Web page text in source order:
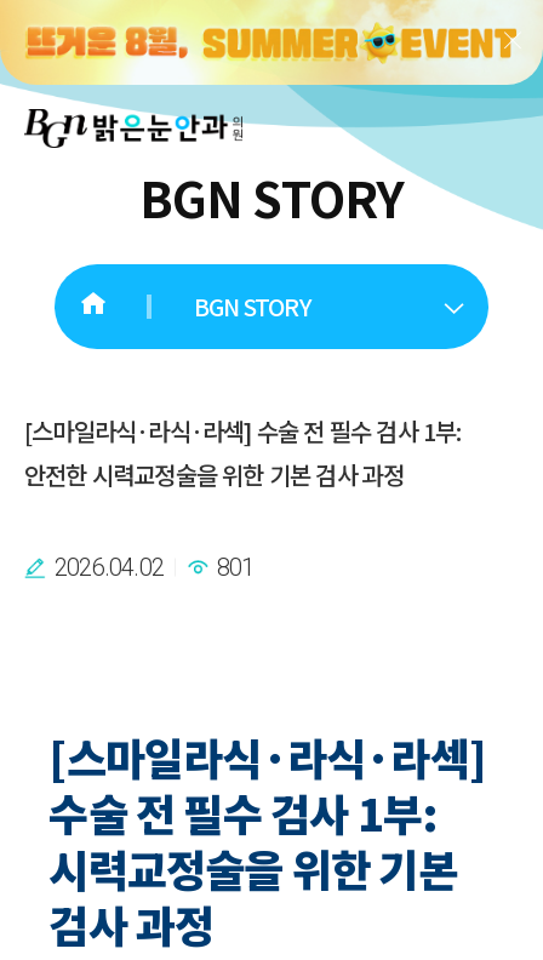
BGN STORY
BGN STORY
[스마일라식·라식·라섹] 수술 전 필수 검사 1부:
안전한 시력교정술을 위한 기본 검사 과정
2026.04.02 801
[스마일라식·라식·라섹]
수술 전 필수 검사 1부:
시력교정술을 위한 기본
검사 과정